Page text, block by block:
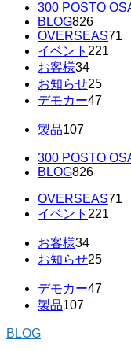
300 POSTO
BLOG826
OVERSEAS71
イベント 221
お客様34
お知らせ25
デモカー47
製品107
300 POSTO
BLOG826
OVERSEAS71
イベント 221
お客様34
お知らせ25
デモカー47
製品107
BLOG